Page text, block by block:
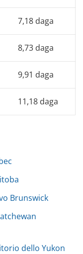
7,18 daga
8,73 daga
9,91 daga
11,18 daga
Brunswick
dello Yukon